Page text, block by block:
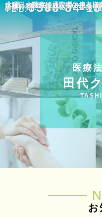
TEL:0568-84-
診療時間：午前8:45 ～ 12:00午
休診：水曜午後、土曜午後、日
水曜日の診察は通院中の患者様
医療
田代
お